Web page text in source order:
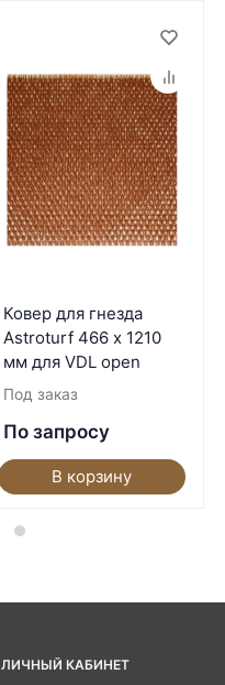
Ковер для гнезда
Astroturf 466 х 1210
мм для VDL open
Под заказ
По запросу
В корзину
ЛИЧНЫЙ КАБИНЕТ